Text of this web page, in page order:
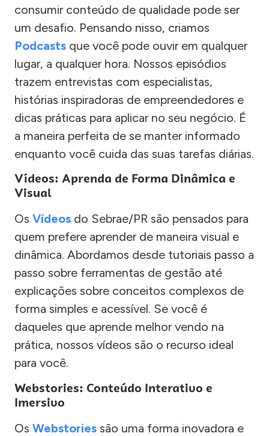
consumir conteúdo de qualidade pode ser
um desafio. Pensando nisso, criamos
Podcasts que você pode ouvir em qualquer
lugar, a qualquer hora. Nossos episódios
trazem entrevistas com especialistas,
histórias inspiradoras de empreendedores e
dicas práticas para aplicar no seu negócio. É
a maneira perfeita de se manter informado
enquanto você cuida das suas tarefas diárias.
Vídeos: Aprenda de Forma Dinâmica e
Visual
Os Vídeos do Sebrae/PR são pensados para
quem prefere aprender de maneira visual e
dinâmica. Abordamos desde tutoriais passo a
passo sobre ferramentas de gestão até
explicações sobre conceitos complexos de
forma simples e acessível. Se você é
daqueles que aprende melhor vendo na
prática, nossos vídeos são o recurso ideal
para você.
Webstories: Conteúdo Interativo e
Imersivo
Os Webstories são uma forma inovadora e